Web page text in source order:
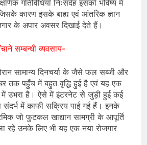
गतिविधियाँ निःसंदेह इसको भविष्य में
कारण इसके बाह्य एवं आंतरिक ज्ञान
के अपार अवसर दिखाई देते हैं।
सम्बन्धी व्यवसाय-
सामान्य दिनचर्या के जैसे फल सब्जी और
तक पहुँच में बहुत वृद्धि हुई है एवं यह एक
उभरा है। ऐसे में इंटरनेट से जुड़ी हुई कई
संदर्भ में काफी सक्रिय पाई गई हैं। इनके
जो फुटकल खाद्यान सामग्री के आपूर्ति
रहे उनके लिए भी यह एक नया रोजगार